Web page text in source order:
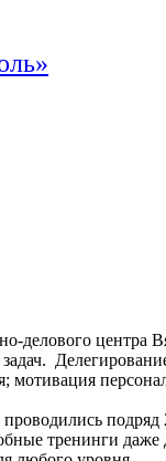
делового центра
тренинги даже